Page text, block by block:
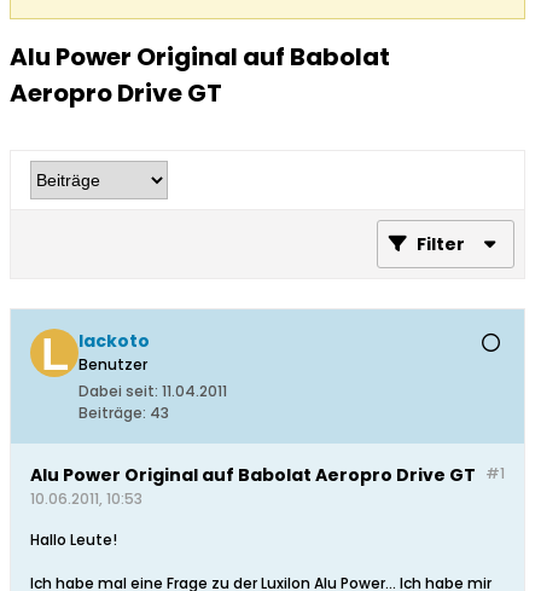
Alu Power Original auf Babolat
Aeropro Drive GT
Filter
lackoto
Benutzer
Dabei seit: 11.04.2011
Beiträge: 43
#1
Alu Power Original auf Babolat Aeropro Drive GT
10.06.2011, 10:53
Hallo Leute!
Ich habe mal eine Frage zu der Luxilon Alu Power... Ich habe mir